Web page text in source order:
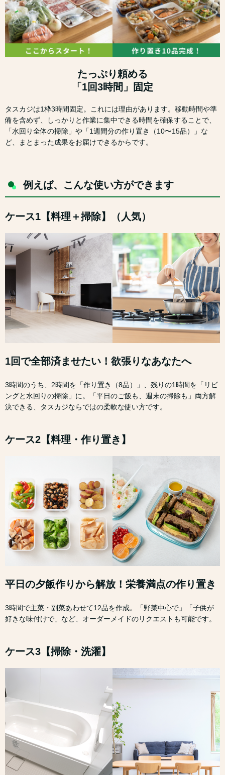
たっぷり頼める
「1回3時間」固定
タスカジは1枠3時間固定。これには理由があります。移動時間や準
備を含めず、しっかりと作業に集中できる時間を確保することで、
「水回り全体の掃除」や「1週間分の作り置き（10〜15品）」な
ど、まとまった成果をお届けできるからです。
例えば、こんな使い方ができます
ケース1【料理＋掃除】（人気）
1回で全部済ませたい！欲張りなあなたへ
3時間のうち、2時間を「作り置き（8品）」、残りの1時間を「リビ
ングと水回りの掃除」に。「平日のご飯も、週末の掃除も」両方解
決できる、タスカジならではの柔軟な使い方です。
ケース2【料理・作り置き】
平日の夕飯作りから解放！栄養満点の作り置き
3時間で主菜・副菜あわせて12品を作成。「野菜中心で」「子供が
好きな味付けで」など、オーダーメイドのリクエストも可能です。
ケース3【掃除・洗濯】